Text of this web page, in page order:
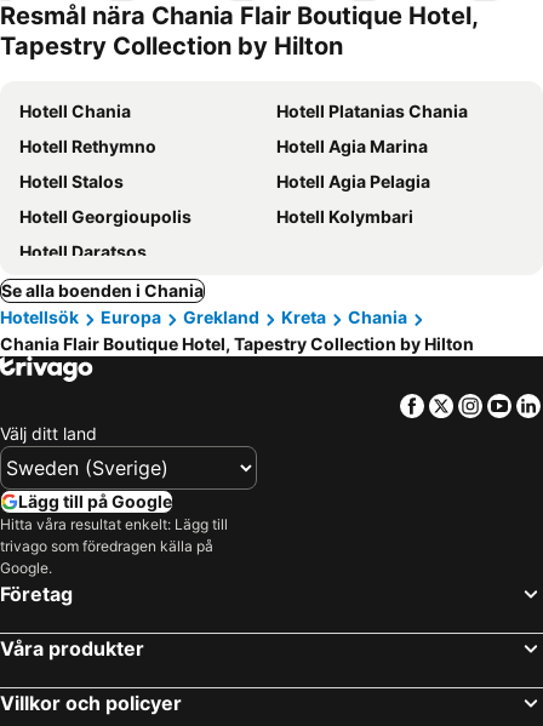
Resmål nära Chania Flair Boutique Hotel,
Tapestry Collection by Hilton
Hotell Chania
Hotell Platanias Chania
Hotell Rethymno
Hotell Agia Marina
Hotell Stalos
Hotell Agia Pelagia
Hotell Georgioupolis
Hotell Kolymbari
Hotell Daratsos
Se alla boenden i Chania
Hotellsök
Europa Grekland Kreta
Chania
Chania Flair Boutique Hotel, Tapestry Collection by Hilton
Facebook
Twitter
Välj ditt land
Lägg till på Google
Hitta våra resultat enkelt: Lägg till
trivago som föredragen källa på
Google.
Företag
Våra produkter
Villkor och policyer